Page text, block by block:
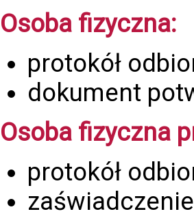
Osoba fizyczna:
protokół
dokument
Osoba fizyczna
protokół